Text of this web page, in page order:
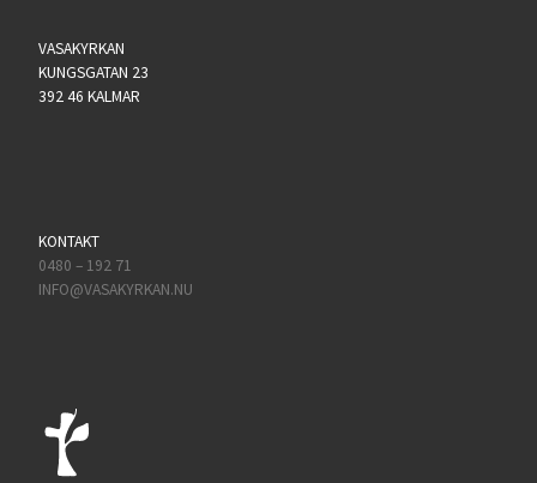
VASAKYRKAN
KUNGSGATAN 23
392 46 KALMAR
KONTAKT
0480 – 192 71
INFO@VASAKYRKAN.NU